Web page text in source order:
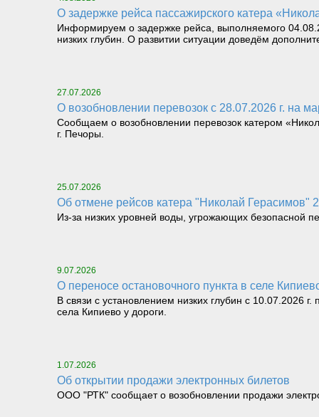
О задержке рейса пассажирского катера
Информируем о задержке рейса, выполняемого
низких глубин. О развитии ситуации доведём
27.07.2026
О возобновлении перевозок с 28.07.2026 г. на
Сообщаем о возобновлении перевозок катером
г. Печоры.
25.07.2026
Об отмене рейсов катера "Николай Герасимов"
Из-за низких уровней воды, угрожающих безопасной
9.07.2026
О переносе остановочного пункта в селе
В связи с установлением низких глубин с 10.07.2026
села Кипиево у дороги.
1.07.2026
Об открытии продажи электронных билетов
ООО "РТК" сообщает о возобновлении продажи